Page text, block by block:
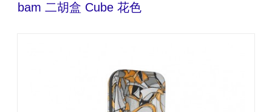
bam 二胡盒 Cube 花色